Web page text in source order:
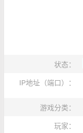
状态：
IP地址（端口）：
游戏分类：
玩家：